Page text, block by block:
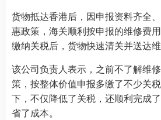
货物抵达香港后，因申报资料齐全
惠政策，海关顺利按申报的维修费
缴纳关税后，货物快速清关并送达维
该公司负责人表示，之前不了解维
策，按整体价值申报多缴了不少关
下，不仅降低了关税，还顺利完成
省了成本。